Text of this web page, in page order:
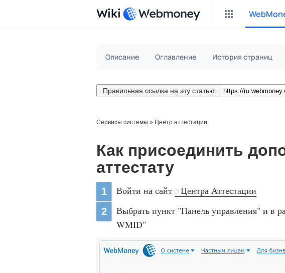
Wiki
P2P обмен
CashBox
Описание Оглавление История страниц
Правильная ссылка на эту статью:
Сервисы системы » Центр аттестации
Как присоединить
аттестату
1 Войти на сайт Центра Аттестации
2
Выбрать пункт "Панель управления" и в
WMID"